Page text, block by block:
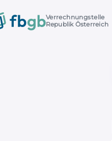
Verrechnungstelle
Republik Österreich